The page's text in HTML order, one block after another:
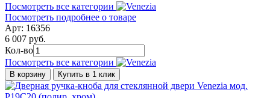
Посмотреть все категории
Посмотреть подробнее о товаре
Арт: 16356
6 007 руб.
Кол-во
Посмотреть все категории
В корзину Купить в 1 клик